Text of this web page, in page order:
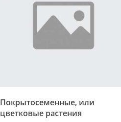
Покрытосеменные, или
цветковые растения